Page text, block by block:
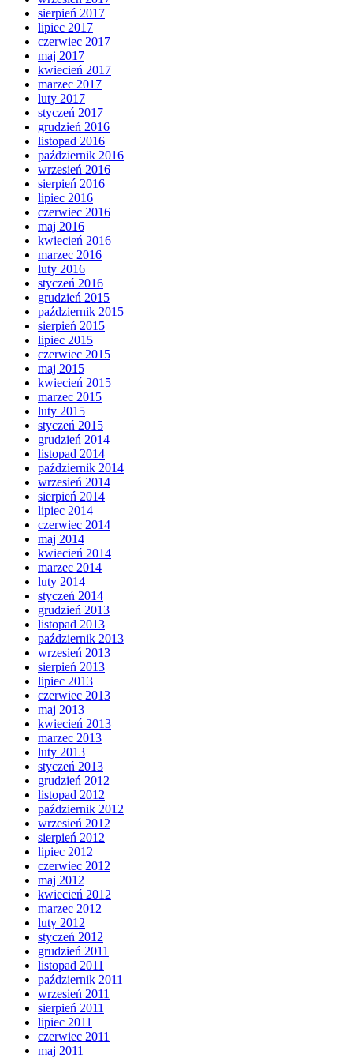
sierpień 2017
lipiec 2017
czerwiec 2017
maj 2017
kwiecień 2017
marzec 2017
luty 2017
styczeń 2017
grudzień 2016
listopad 2016
październik 2016
wrzesień 2016
sierpień 2016
lipiec 2016
czerwiec 2016
maj 2016
kwiecień 2016
marzec 2016
luty 2016
styczeń 2016
grudzień 2015
październik 2015
sierpień 2015
lipiec 2015
czerwiec 2015
maj 2015
kwiecień 2015
marzec 2015
luty 2015
styczeń 2015
grudzień 2014
listopad 2014
październik 2014
wrzesień 2014
sierpień 2014
lipiec 2014
czerwiec 2014
maj 2014
kwiecień 2014
marzec 2014
luty 2014
styczeń 2014
grudzień 2013
listopad 2013
październik 2013
wrzesień 2013
sierpień 2013
lipiec 2013
czerwiec 2013
maj 2013
kwiecień 2013
marzec 2013
luty 2013
styczeń 2013
grudzień 2012
listopad 2012
październik 2012
wrzesień 2012
sierpień 2012
lipiec 2012
czerwiec 2012
maj 2012
kwiecień 2012
marzec 2012
luty 2012
styczeń 2012
grudzień 2011
listopad 2011
październik 2011
wrzesień 2011
sierpień 2011
lipiec 2011
czerwiec 2011
maj 2011